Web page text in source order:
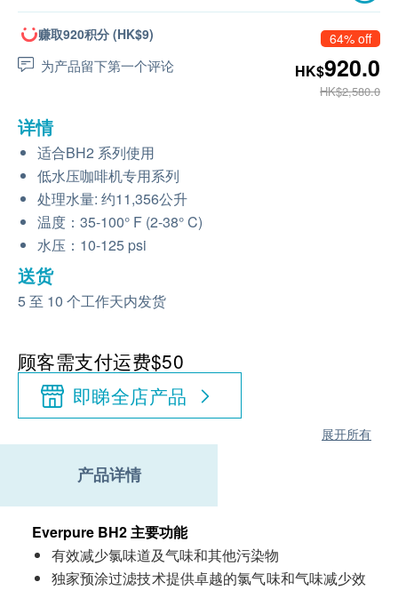
赚取920积分 (HK$9)
为产品留下第一个评论
64% off
HK$920.0
HK$2,580.0
详情
适合BH2 系列使用
低水压咖啡机专用系列
处理水量: 约11,356公升
温度：35-100° F (2-38° C)
水压：10-125 psi
送货
5 至 10 个工作天内发货
顾客需支付运费$50
即睇全店产品
展开所有
产品详情
Everpure BH2 主要功能
有效减少氯味道及气味和其他污染物
独家预涂过滤技术提供卓越的氯气味和气味减少效